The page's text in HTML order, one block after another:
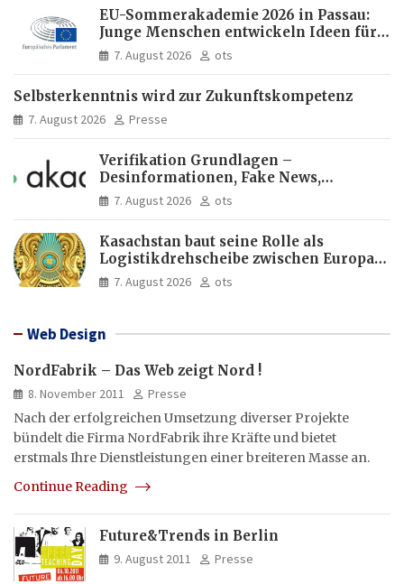
EU-Sommerakademie 2026 in Passau:
Junge Menschen entwickeln Ideen für
Europas Zukunft
7. August 2026 ots
Selbsterkenntnis wird zur Zukunftskompetenz
7. August 2026 Presse
Verifikation Grundlagen –
Desinformationen, Fake News,
manipulierte Inhalte | dpa-Akademie
7. August 2026 ots
Kasachstan baut seine Rolle als
Logistikdrehscheibe zwischen Europa
und Asien aus
7. August 2026 ots
Web Design
NordFabrik – Das Web zeigt Nord !
8. November 2011
Presse
Nach der erfolgreichen Umsetzung diverser Projekte
bündelt die Firma NordFabrik ihre Kräfte und bietet
erstmals Ihre Dienstleistungen einer breiteren Masse an.
Continue Reading
Future&Trends in Berlin
9. August 2011 Presse